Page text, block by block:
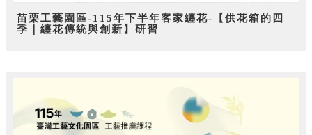
苗栗工藝園區-115年下半年客家纏花-【供花箱的四
季｜纏花傳統與創新】研習